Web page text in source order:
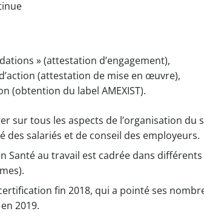
» (attestation d’engagement),
(attestation de mise en œuvre),
(obtention du label AMEXIST).
sur tous les aspects de l’organisation du
des salariés et de conseil des employeurs.
Santé au travail est cadrée dans
fin 2018, qui a pointé ses
2019.